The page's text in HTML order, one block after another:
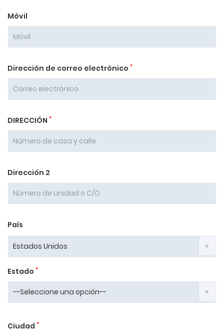
Móvil
Dirección de correo electrónico *
DIRECCIÓN *
Dirección 2
País
Estado *
Ciudad *